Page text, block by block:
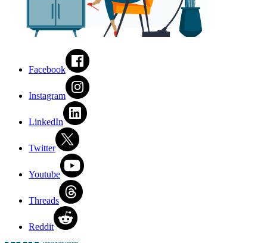
Facebook
Instagram
LinkedIn
Twitter
Youtube
Threads
Reddit